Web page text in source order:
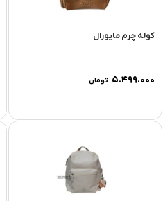
کوله چرم مایورال
۵.۴۹۹.۰۰۰ تومان